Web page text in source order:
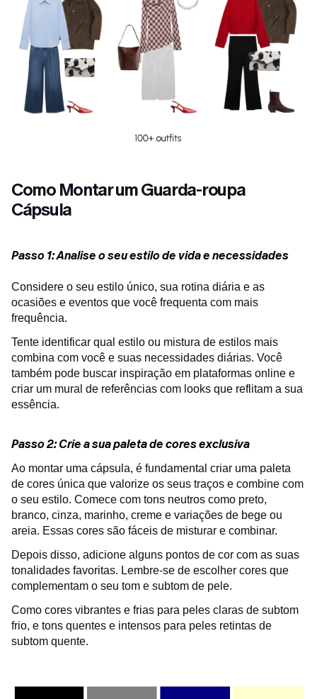
Como Montar um Guarda-roupa
Cápsula
Passo 1: Analise o seu estilo de vida e necessidades
Considere o seu estilo único, sua rotina diária e as
ocasiões e eventos que você frequenta com mais
frequência.
Tente identificar qual estilo ou mistura de estilos mais
combina com você e suas necessidades diárias. Você
também pode buscar inspiração em plataformas online e
criar um mural de referências com looks que reflitam a sua
essência.
Passo 2: Crie a sua paleta de cores exclusiva
Ao montar uma cápsula, é fundamental criar uma paleta
de cores única que valorize os seus traços e combine com
o seu estilo. Comece com tons neutros como preto,
branco, cinza, marinho, creme e variações de bege ou
areia. Essas cores são fáceis de misturar e combinar.
Depois disso, adicione alguns pontos de cor com as suas
tonalidades favoritas. Lembre-se de escolher cores que
complementam o seu tom e subtom de pele.
Como cores vibrantes e frias para peles claras de subtom
frio, e tons quentes e intensos para peles retintas de
subtom quente.